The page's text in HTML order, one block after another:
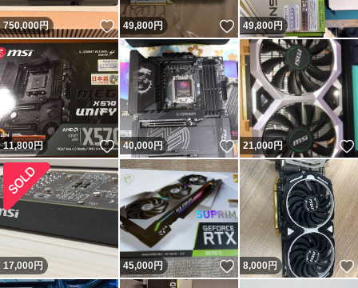
750,000円 いいね！
49,800円 いいね！
49,800円
11,800円 いいね！
40,000円 いいね！
21,000円
17,000円 45,000円 いいね！
8,000円